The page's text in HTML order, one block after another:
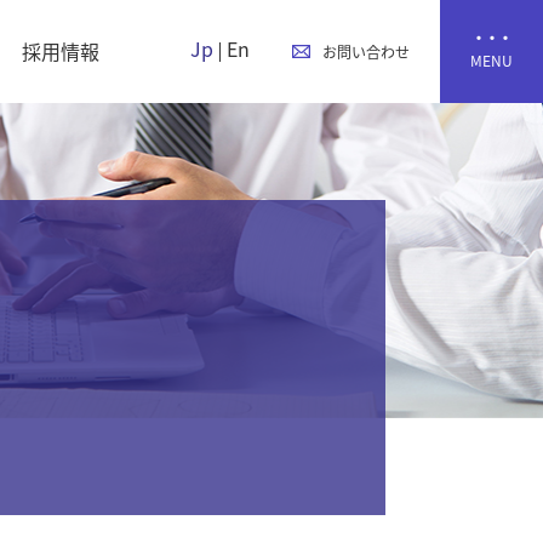
お問い合わせ
Jp En
採用情報